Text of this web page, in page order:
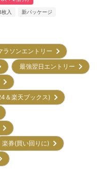
枚入 新パッケージ
ラソンエントリー
最強翌日エントリー
＆楽天ブックス)
)
楽券(買い回りに)